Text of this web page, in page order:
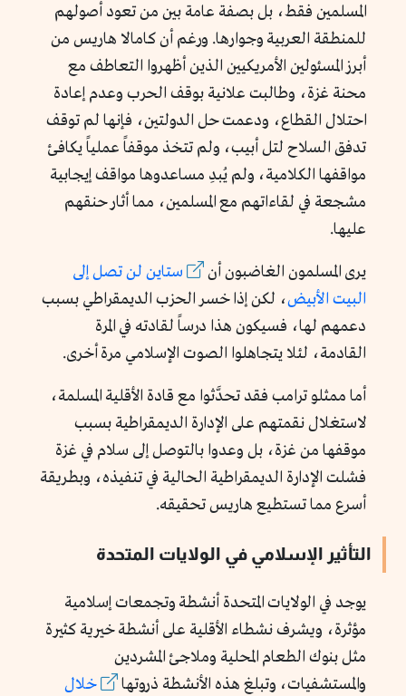
المسلمين فقط، بل بصفة عامة بين من تعود أصولهم
للمنطقة العربية وجوارها. ورغم أن كامالا هاريس من
أبرز المسئولين الأمريكيين الذين أظهروا التعاطف مع
محنة غزة، وطالبت علانية بوقف الحرب وعدم إعادة
احتلال القطاع، ودعمت حل الدولتين، فإنها لم توقف
تدفق السلاح لتل أبيب، ولم تتخذ موقفاً عملياً يكافئ
مواقفها الكلامية، ولم يُبدِ مساعدوها مواقف إيجابية
مشجعة في لقاءاتهم مع المسلمين، مما أثار حنقهم
عليها.
يرى المسلمون الغاضبون أن
ستاين لن تصل إلى
البيت الأبيض، لكن إذا خسر الحزب الديمقراطي بسبب
دعمهم لها، فسيكون هذا درساً لقادته في المرة
القادمة، لئلا يتجاهلوا الصوت الإسلامي مرة أخرى.
أما ممثلو ترامب فقد تحدَّثوا مع قادة الأقلية المسلمة،
لاستغلال نقمتهم على الإدارة الديمقراطية بسبب
موقفها من غزة، بل وعدوا بالتوصل إلى سلام في غزة
فشلت الإدارة الديمقراطية الحالية في تنفيذه، وبطريقة
أسرع مما تستطيع هاريس تحقيقه.
التأثير الإسلامي في الولايات المتحدة
يوجد في الولايات المتحدة أنشطة وتجمعات إسلامية
مؤثرة، ويشرف نشطاء الأقلية على أنشطة خيرية كثيرة
مثل بنوك الطعام المحلية وملاجئ المشردين
والمستشفيات، وتبلغ هذه الأنشطة ذروتها
خلال